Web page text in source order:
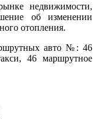
недвижимости,
об изменении
отопления.
авто №: 46
46 маршрутное